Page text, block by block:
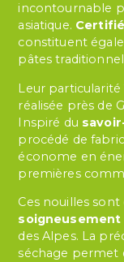
incontournable
asiatique.
constituent
pâtes
Leur particularité
réalisée près de
Inspiré du
procédé de
économe en
premières
Ces nouilles sont
des Alpes. La
séchage permet